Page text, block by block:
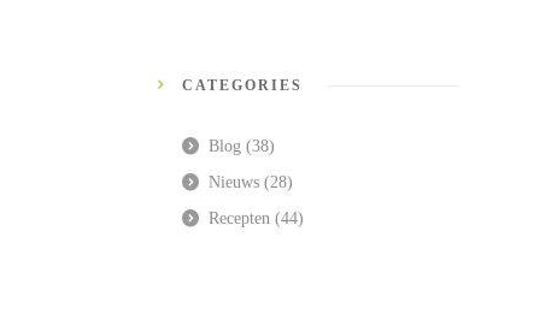
CATEGORIES
Blog (38)
Nieuws (28)
Recepten (44)